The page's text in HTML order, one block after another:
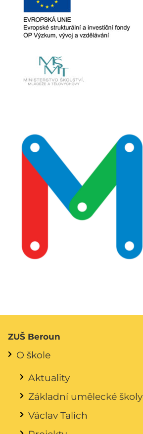
ZUŠ Beroun
O škole
Aktuality
Základní umělecké školy
Václav Talich